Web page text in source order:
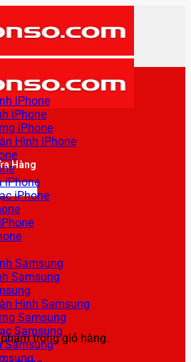
Hàng
trong giỏ hàng.
iPhone
iPhone
iPhone
Hình iPhone
iPhone
iPhone
Samsung
Samsung
Hình Samsung
Samsung
Samsung
Samsung